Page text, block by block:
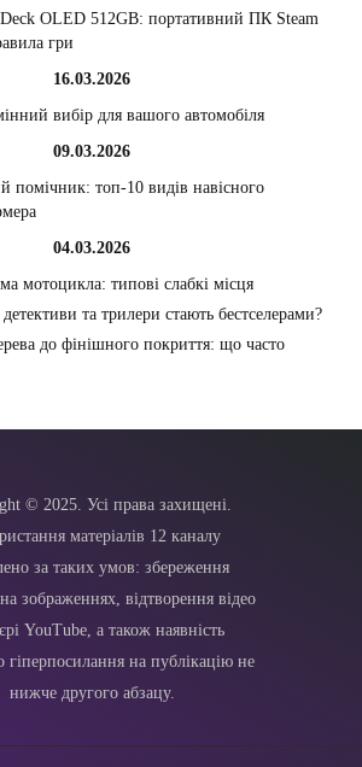
OLED 512GB: портативний ПК Steam
гри
16.03.2026
вибір для вашого автомобіля
09.03.2026
помічник: топ-10 видів навісного
04.03.2026
мотоцикла: типові слабкі місця
та трилери стають бестселерами?
до фінішного покриття: що часто
© 2025. Усі права захищені.
матеріалів 12 каналу
за таких умов: збереження
зображеннях, відтворення відео
YouTube, а також наявність
гіперпосилання на публікацію не
нижче другого абзацу.